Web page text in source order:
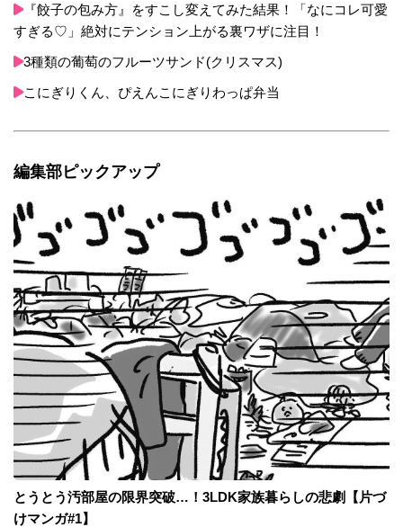
『餃子の包み方』をすこし変えてみた結果！「なにコレ可愛
すぎる♡」絶対にテンション上がる裏ワザに注目！
3種類の葡萄のフルーツサンド(クリスマス)
こにぎりくん、ぴえんこにぎりわっぱ弁当
編集部ピックアップ
とうとう汚部屋の限界突破…！3LDK家族暮らしの悲劇【片づ
けマンガ#1】